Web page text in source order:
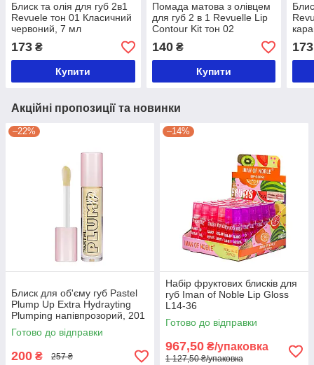
Блиск та олія для губ 2в1
Revuele тон 01 Класичний
червоний, 7 мл
173 ₴
Купити
Помада матова з олівцем
для губ 2 в 1 Revuelle Lip
Contour Kit тон 02
Малиновий, 1,8
140₴
Купити
173
Акційні пропозиції та новинки
–22%
Блиск для об'єму губ Pastel
Plump Up Extra Hydrayting
Plumping напівпрозорий, 201
Royal
Готово до відправки
200 ₴ 257 ₴
–14%
Набір фруктових блисків для
губ Iman of Noble Lip Gloss
L14-36
Готово до відправки
967,50 ₴/упаковка
1 127,50 ₴/упаковка